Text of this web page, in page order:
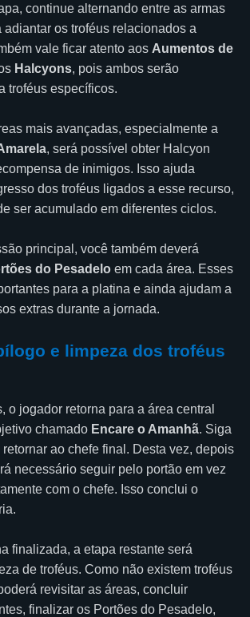
continue alternando entre as armas
os troféus relacionados a
vale ficar atento aos Aumentos de
Halcyons, pois ambos serão
troféus específicos.
mais avançadas, especialmente a
, será possível obter Halcyon
de inimigos. Isso ajuda
dos troféus ligados a esse recurso,
ser acumulado em diferentes ciclos.
principal, você também deverá
do Pesadelo em cada área. Esses
para a platina e ainda ajudam a
extras durante a jornada.
e limpeza dos troféus
o jogador retorna para a área central
chamado Encare o Amanhã. Siga
ao chefe final. Desta vez, depois
necessário seguir pelo portão em vez
com o chefe. Isso conclui o
finalizada, a etapa restante será
de troféus. Como não existem troféus
revisitar as áreas, concluir
finalizar os Portões do Pesadelo,